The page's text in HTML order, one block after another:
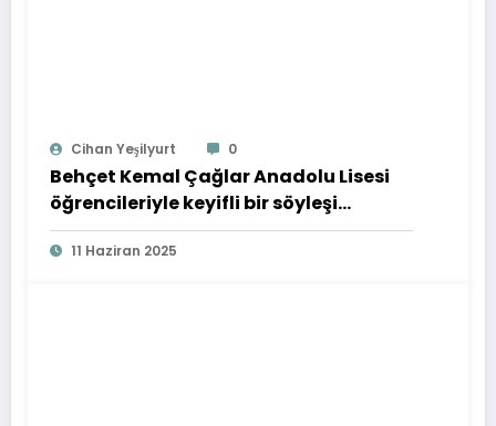
Cihan Yeşilyurt 0
Behçet Kemal Çağlar Anadolu Lisesi
öğrencileriyle keyifli bir söyleşi
gerçekleştirdim. 13.05.2025
11 Haziran 2025